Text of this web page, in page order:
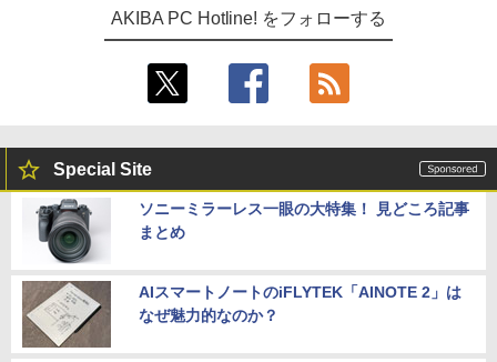
AKIBA PC Hotline! をフォローする
Special Site
ソニーミラーレス一眼の大特集！ 見どころ記事
まとめ
AIスマートノートのiFLYTEK「AINOTE 2」は
なぜ魅力的なのか？